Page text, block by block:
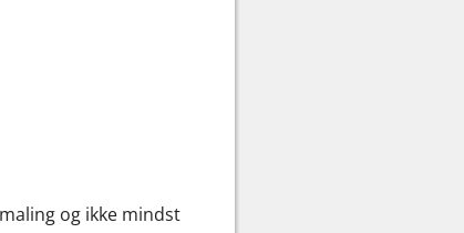
og ikke mindst